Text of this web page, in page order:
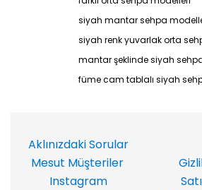
siyah mantar sehpa
siyah renk yuvarlak orta
mantar şeklinde siyah
füme cam tablalı siyah
Aklınızdaki Sorular
Mesut Müşteriler
Instagram